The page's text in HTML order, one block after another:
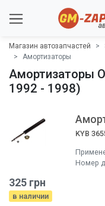
Магазин автозапчастей
Амортизаторы
Амортизаторы
1992 - 1998)
KYB
Номер
325 грн
в наличии